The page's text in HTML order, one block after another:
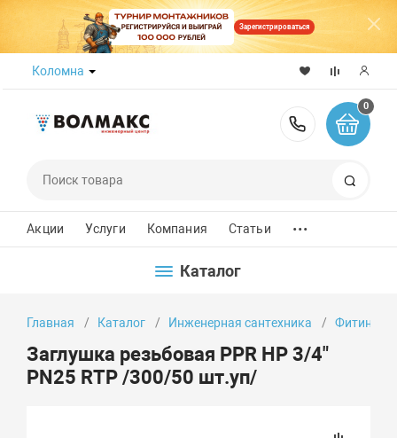
Зарегистрироваться
Коломна
8 (800)
0
Акции Услуги Компания Статьи ...
Каталог
Главная Каталог Инженерная сантехника Фитинги
Заглушка резьбовая PPR НР 3/4"
PN25 RTP /300/50 шт.уп/